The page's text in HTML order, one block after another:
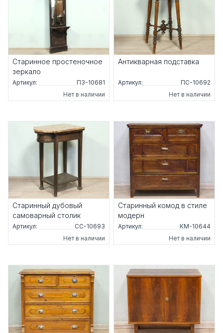
Старинное простеночное
зеркало
Артикул:
ПЗ-10681
Нет в наличии
Антикварная подставка
Артикул:
ПС-10692
Нет в наличии
Старинный дубовый
самоварный столик
Артикул:
СС-10693
Нет в наличии
Старинный комод в стиле
модерн
Артикул:
КМ-10644
Нет в наличии